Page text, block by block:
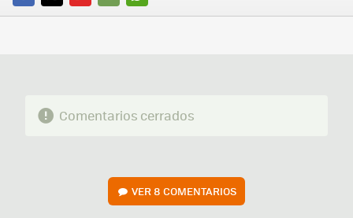
FACEBOOK
TWITTERFLIPBOARD
E-
WHATSAPP
Comentarios cerrados
VER8 COMENTARIOS